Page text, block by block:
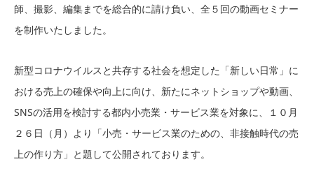
師、撮影、編集までを総合的に請け負い、全５回の動画セミナー
を制作いたしました。
新型コロナウイルスと共存する社会を想定した「新しい日常」に
おける売上の確保や向上に向け、新たにネットショップや動画、
SNSの活用を検討する都内小売業・サービス業を対象に、１０月
２６日（月）より「小売・サービス業のための、非接触時代の売
上の作り方」と題して公開されております。